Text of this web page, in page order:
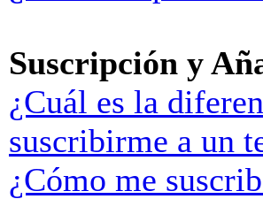
Suscripción y
¿Cuál es la
suscribirme a un
¿Cómo me